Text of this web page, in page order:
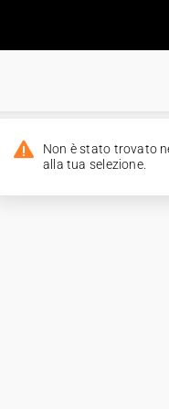
Non è stato trovato
alla tua selezione.